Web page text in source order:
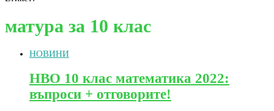
матура за 10 клас
НОВИНИ
НВО 10 клас математика 2022:
въпроси + отговорите!